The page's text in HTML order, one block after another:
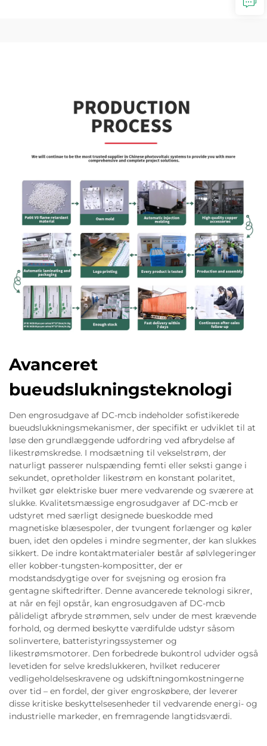
Avanceret
bueudslukningsteknologi
Den engrosudgave af DC-mcb indeholder sofistikerede
bueudslukkningsmekanismer, der specifikt er udviklet til at
løse den grundlæggende udfordring ved afbrydelse af
likestrømskredse. I modsætning til vekselstrøm, der
naturligt passerer nulspænding femti eller seksti gange i
sekundet, opretholder likestrøm en konstant polaritet,
hvilket gør elektriske buer mere vedvarende og sværere at
slukke. Kvalitetsmæssige engrosudgaver af DC-mcb er
udstyret med særligt designede bueskodde med
magnetiske blæsespoler, der tvungent forlænger og køler
buen, idet den opdeles i mindre segmenter, der kan slukkes
sikkert. De indre kontaktmaterialer består af sølvlegeringer
eller kobber-tungsten-kompositter, der er
modstandsdygtige over for svejsning og erosion fra
gentagne skiftedrifter. Denne avancerede teknologi sikrer,
at når en fejl opstår, kan engrosudgaven af DC-mcb
pålideligt afbryde strømmen, selv under de mest krævende
forhold, og dermed beskytte værdifulde udstyr såsom
solinvertere, batteristyringssystemer og
likestrømsmotorer. Den forbedrede bukontrol udvider også
levetiden for selve kredslukkeren, hvilket reducerer
vedligeholdelseskravene og udskiftningomkostningerne
over tid – en fordel, der giver engroskøbere, der leverer
disse kritiske beskyttelsesenheder til vedvarende energi- og
industrielle markeder, en fremragende langtidsværdi.